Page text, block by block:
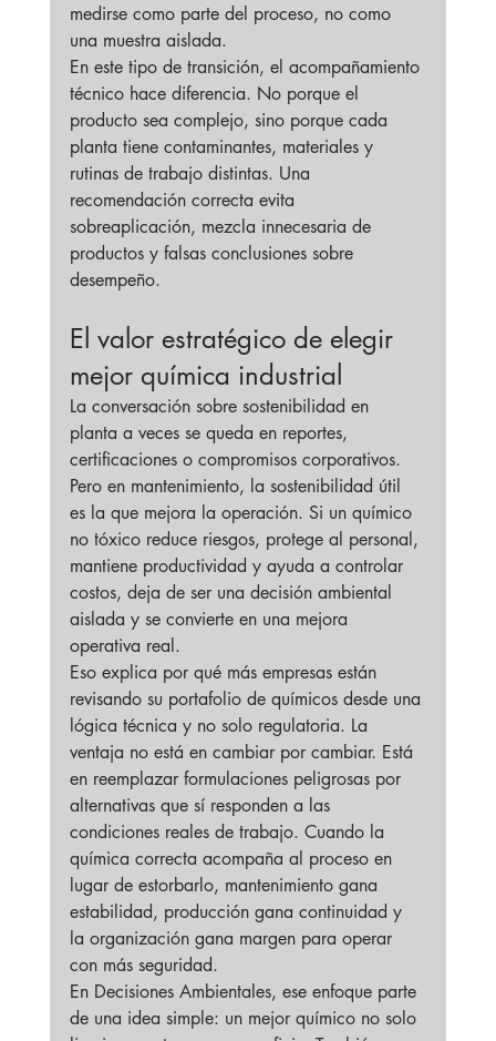
medirse como parte del proceso, no como
una muestra aislada.
En este tipo de transición, el acompañamiento
técnico hace diferencia. No porque el
producto sea complejo, sino porque cada
planta tiene contaminantes, materiales y
rutinas de trabajo distintas. Una
recomendación correcta evita
sobreaplicación, mezcla innecesaria de
productos y falsas conclusiones sobre
desempeño.
El valor estratégico de elegir
mejor química industrial
La conversación sobre sostenibilidad en
planta a veces se queda en reportes,
certificaciones o compromisos corporativos.
Pero en mantenimiento, la sostenibilidad útil
es la que mejora la operación. Si un químico
no tóxico reduce riesgos, protege al personal,
mantiene productividad y ayuda a controlar
costos, deja de ser una decisión ambiental
aislada y se convierte en una mejora
operativa real.
Eso explica por qué más empresas están
revisando su portafolio de químicos desde una
lógica técnica y no solo regulatoria. La
ventaja no está en cambiar por cambiar. Está
en reemplazar formulaciones peligrosas por
alternativas que sí responden a las
condiciones reales de trabajo. Cuando la
química correcta acompaña al proceso en
lugar de estorbarlo, mantenimiento gana
estabilidad, producción gana continuidad y
la organización gana margen para operar
con más seguridad.
En Decisiones Ambientales, ese enfoque parte
de una idea simple: un mejor químico no solo